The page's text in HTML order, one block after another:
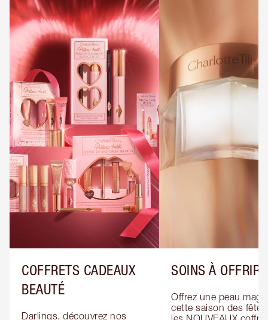
COFFRETS CADEAUX
BEAUTÉ
Darlings, découvrez nos
SOINS À OFFRIR
Offrez une peau
cette saison des fêtes